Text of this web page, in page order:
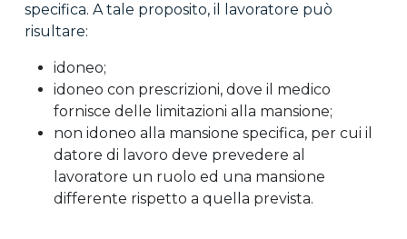
specifica. A tale proposito, il lavoratore può
risultare:
idoneo;
idoneo con prescrizioni, dove il medico
fornisce delle limitazioni alla mansione;
non idoneo alla mansione specifica, per cui il
datore di lavoro deve prevedere al
lavoratore un ruolo ed una mansione
differente rispetto a quella prevista.